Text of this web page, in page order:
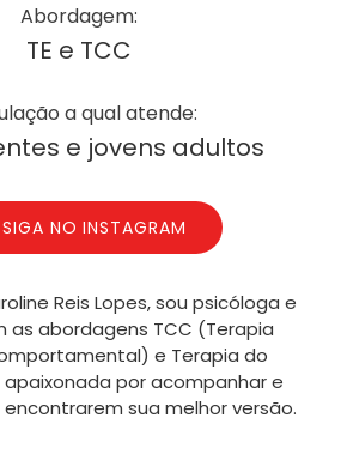
Abordagem:
TE e TCC
a qual atende:
e jovens adultos
NO INSTAGRAM
Reis Lopes, sou psicóloga e
as abordagens TCC (Terapia
e Terapia do
apaixonada por acompanhar e
sua melhor versão.